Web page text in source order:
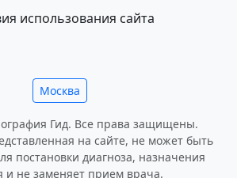
использования сайта
Москва
Гид. Все права защищены.
на сайте, не может быть
постановки диагноза, назначения
и не заменяет прием врача.